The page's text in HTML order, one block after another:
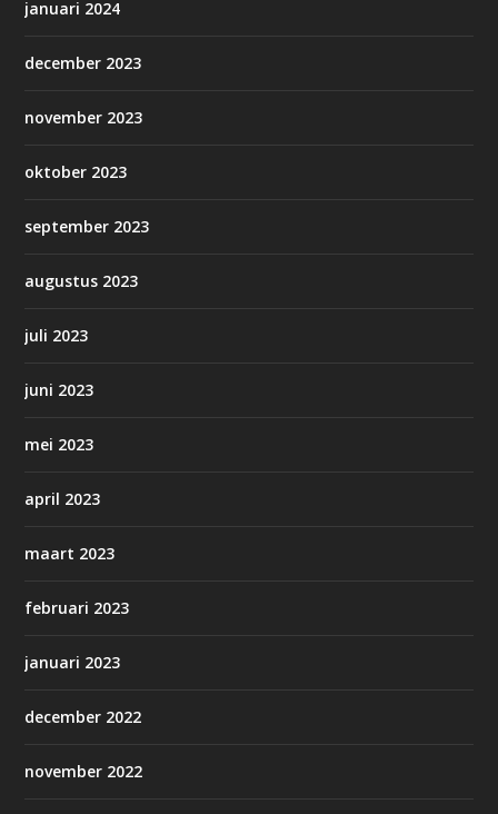
januari 2024
december 2023
november 2023
oktober 2023
september 2023
augustus 2023
juli 2023
juni 2023
mei 2023
april 2023
maart 2023
februari 2023
januari 2023
december 2022
november 2022